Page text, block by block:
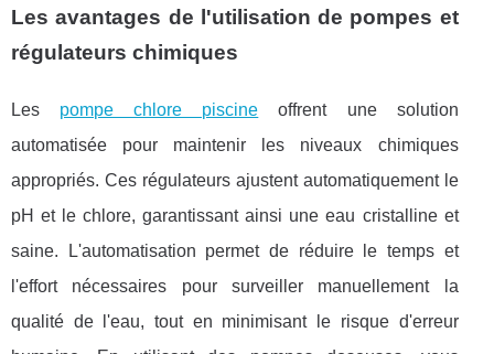
Les avantages de l'utilisation de pompes et
régulateurs chimiques
Les pompe chlore piscine offrent une solution
automatisée pour maintenir les niveaux chimiques
appropriés. Ces régulateurs ajustent automatiquement le
pH et le chlore, garantissant ainsi une eau cristalline et
saine. L'automatisation permet de réduire le temps et
l'effort nécessaires pour surveiller manuellement la
qualité de l'eau, tout en minimisant le risque d'erreur